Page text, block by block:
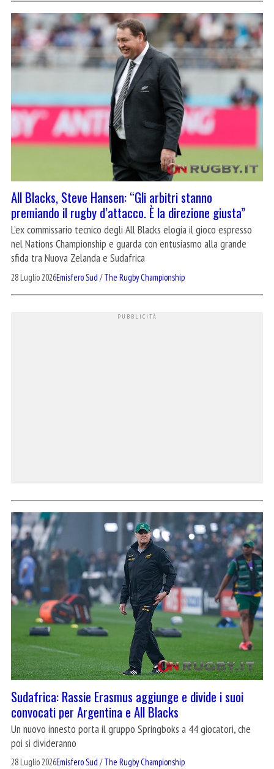
All Blacks, Steve Hansen: “Gli arbitri stanno
premiando il rugby d’attacco. È la direzione giusta”
L’ex commissario tecnico degli All Blacks elogia il gioco espresso
nel Nations Championship e guarda con entusiasmo alla grande
sfida tra Nuova Zelanda e Sudafrica
28 Luglio 2026Emisfero Sud /The Rugby Championship
Sudafrica: Rassie Erasmus aggiunge e divide i suoi
convocati per Argentina e All Blacks
Un nuovo innesto porta il gruppo Springboks a 44 giocatori, che
poi si divideranno
28 Luglio 2026Emisfero Sud /The Rugby Championship